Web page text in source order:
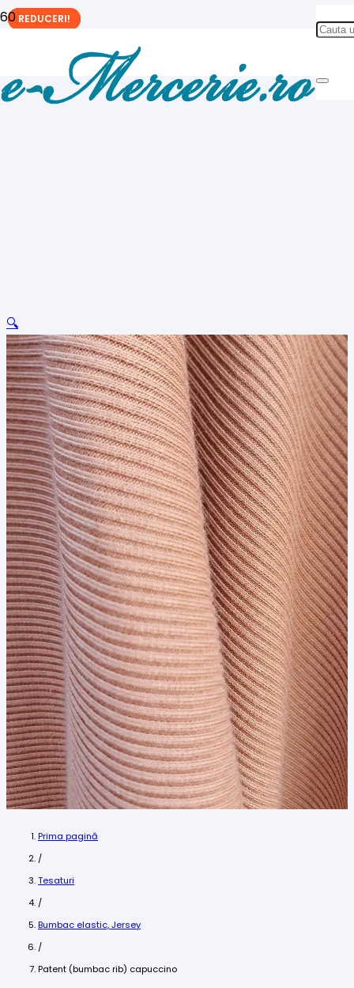
🔍
Prima pagină
/
Tesaturi
/
Bumbac elastic, Jersey
/
Patent (bumbac rib) capuccino
REDUCERI!
REDUCERI!
REDUCERI!